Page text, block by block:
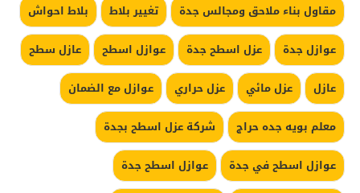
مقاول بناء ملاحق ومجالس جدة
تغيير بلاط
بلاط احواش
عوازل جدة
عزل اسطح جدة عوازل اسطح
عازل سطح
عازل
عزل مائي عزل حراري
عوازل مع الضمان
معلم بويه جده حراج
شركة عزل اسطح بجدة
عوازل اسطح في جدة
عوازل اسطح جدة